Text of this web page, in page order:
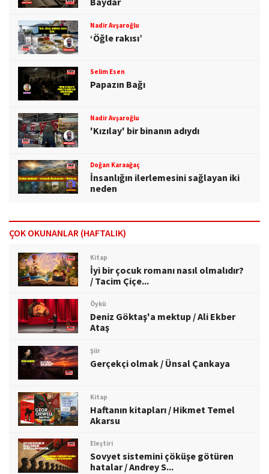
Nadir Avşaroğlu
‘Öğle rakısı’
Selim Esen
Papazın Bağı
Nadir Avşaroğlu
'Kızılay' bir binanın adıydı
Doğan Karaağaç
İnsanlığın ilerlemesini sağlayan iki
neden
ÇOK OKUNANLAR (HAFTALIK)
Kitap
İyi bir çocuk romanı nasıl olmalıdır?
/ Tacim Çiçe...
Öykü
Deniz Göktaş'a mektup / Ali Ekber
Ataş
Şiir
Gerçekçi olmak / Ünsal Çankaya
Kitap
Haftanın kitapları / Hikmet Temel
Akarsu
Eleştiri
Sovyet sistemini çöküşe götüren
hatalar / Andrey S...